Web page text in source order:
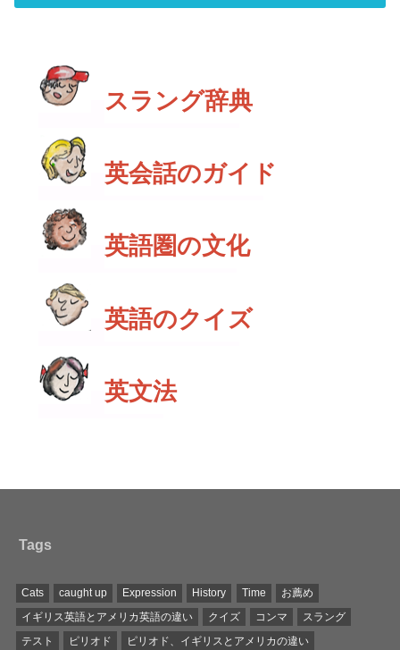
スラング辞典
英会話のガイド
英語圏の文化
英語のクイズ
英文法
Tags
Cats caught up Expression History Time
お薦め
イギリス英語とアメリカ英語の違い
クイズ コンマ
スラング
テスト
ピリオド ピリオド、イギリスとアメリカの違い